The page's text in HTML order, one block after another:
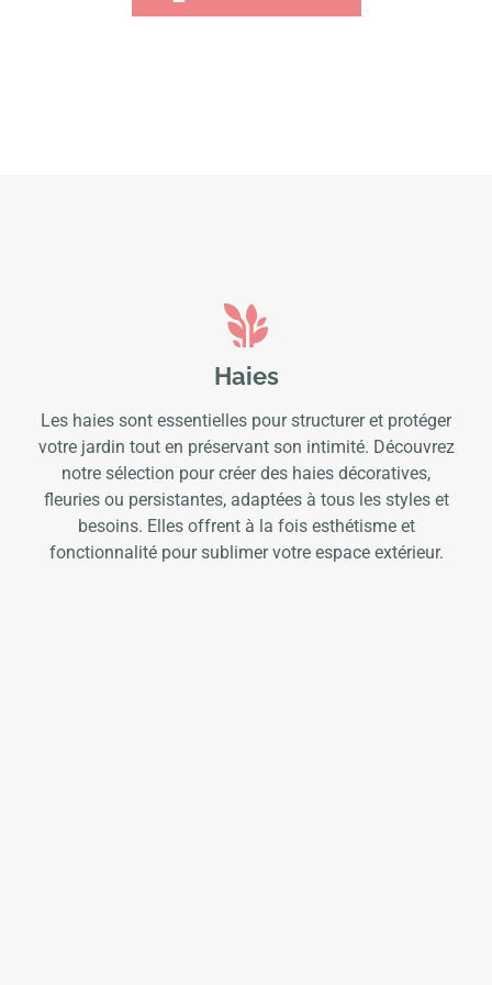
Haies
Les haies sont essentielles pour structurer et protéger
votre jardin tout en préservant son intimité. Découvrez
notre sélection pour créer des haies décoratives,
fleuries ou persistantes, adaptées à tous les styles et
besoins. Elles offrent à la fois esthétisme et
fonctionnalité pour sublimer votre espace extérieur.